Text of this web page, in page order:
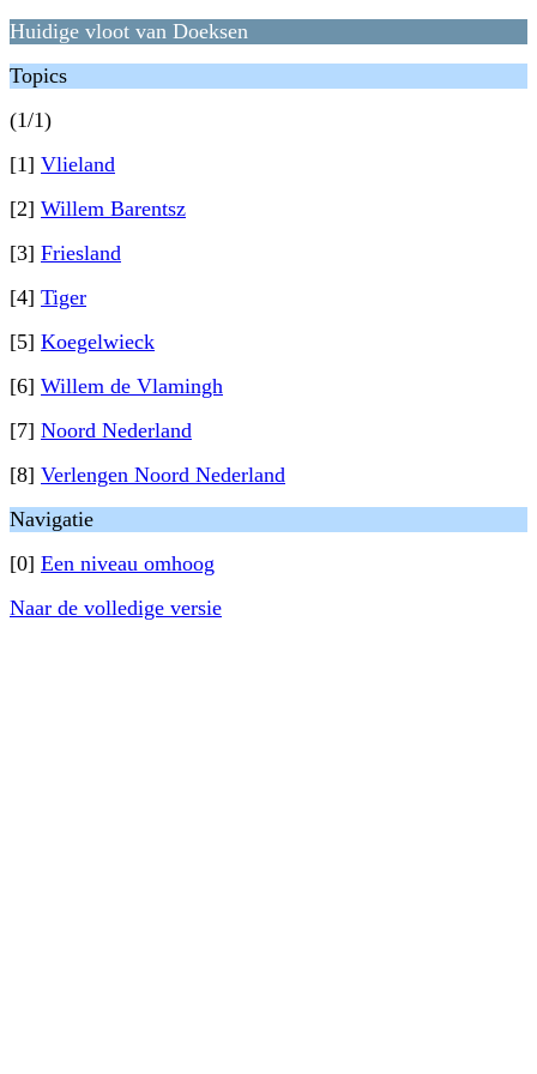
Huidige vloot van Doeksen
Topics
(1/1)
[1] Vlieland
[2] Willem Barentsz
[3] Friesland
[4] Tiger
[5] Koegelwieck
[6] Willem de Vlamingh
[7] Noord Nederland
[8] Verlengen Noord Nederland
Navigatie
[0] Een niveau omhoog
Naar de volledige versie